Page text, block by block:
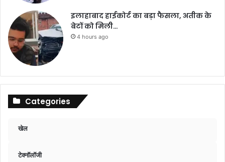
इलाहाबाद हाईकोर्ट का बड़ा फैसला, अतीक के
बेटों को मिली…
4 hours ago
Categories
खेल
टेक्नॉलॉजी